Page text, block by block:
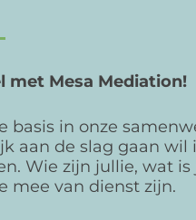
met Mesa Mediation!
basis in onze
aan de slag gaan wil
Wie zijn jullie, wat is
mee van dienst zijn.